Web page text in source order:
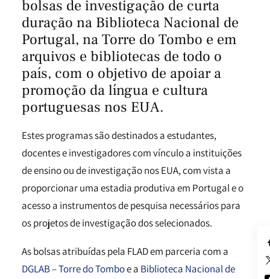
bolsas de investigação de curta
duração na Biblioteca Nacional de
Portugal, naTorre do Tombo e em
arquivos e bibliotecas de todo o
país, com o objetivo de apoiar a
promoção da língua e cultura
portuguesas nos EUA.
Estes programas são destinados a estudantes,
docentes e investigadores com vínculo a instituições
de ensino ou de investigação nos EUA, com vista a
proporcionar uma estadia produtiva em Portugal e o
acesso a instrumentos de pesquisa necessários para
os projetos de investigação dos selecionados.
As bolsas atribuídas pela FLAD em parceria com a
DGLAB – Torre do Tomboe a Biblioteca Nacional de